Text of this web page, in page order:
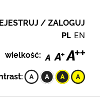
/ ZALOGUJ
PL EN
wielkość: